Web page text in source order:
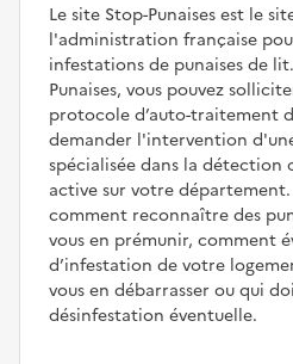
Le site Stop-Punaises est le
l'administration française
infestations de punaises de
Punaises, vous pouvez
protocole d’auto-traitement
demander l'intervention
spécialisée dans la détection
active sur votre département.
comment reconnaître des
vous en prémunir, comment
d’infestation de votre
vous en débarrasser ou qui
désinfestation éventuelle.